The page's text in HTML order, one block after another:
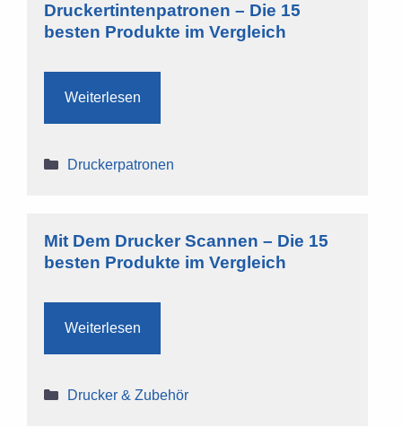
Druckertintenpatronen – Die 15
besten Produkte im Vergleich
Weiterlesen
Kategorien
Druckerpatronen
Mit Dem Drucker Scannen – Die 15
besten Produkte im Vergleich
Weiterlesen
Kategorien
Drucker & Zubehör